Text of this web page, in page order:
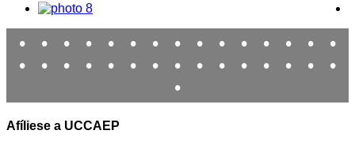
• • • • • • • • • • • • • •
•
•
• • • • • • • • • • • • •
•
•
Afíliese a UCCAEP